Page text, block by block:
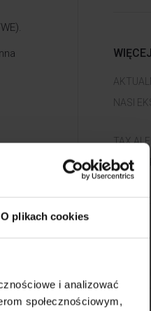
O plikach cookies
i analizować
społecznościowym,
NASI
TAX